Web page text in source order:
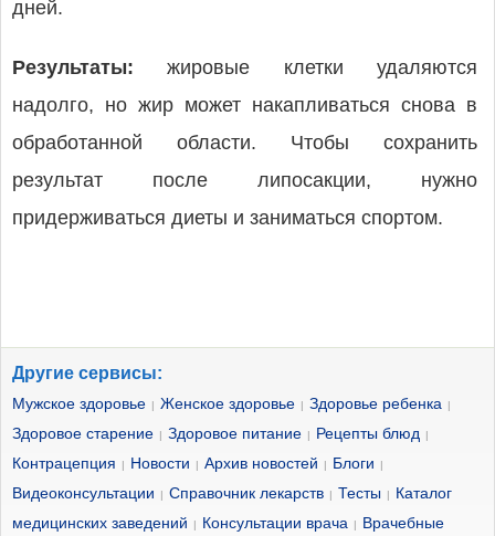
дней.
Результаты: жировые клетки удаляются
надолго, но жир может накапливаться снова в
обработанной области. Чтобы сохранить
результат после липосакции, нужно
придерживаться диеты и заниматься спортом.
Другие сервисы:
Мужское здоровье Женское здоровье Здоровье ребенка
Здоровое старение Здоровое питание Рецепты блюд
Контрацепция Новости Архив новостей Блоги
Видеоконсультации Справочник лекарств Тесты
Каталог
медицинских заведений
Консультации врача
Врачебные